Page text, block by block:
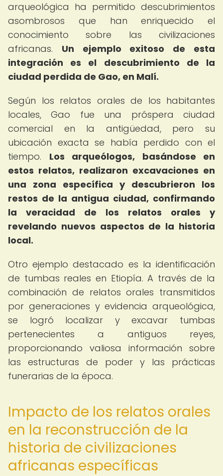
arqueológica ha permitido descubrimientos
asombrosos que han enriquecido el
conocimiento sobre las civilizaciones
africanas. Un ejemplo exitoso de esta
integración es el descubrimiento de la
ciudad perdida de Gao, en Malí.
Según los relatos orales de los habitantes
locales, Gao fue una próspera ciudad
comercial en la antigüedad, pero su
ubicación exacta se había perdido con el
tiempo. Los arqueólogos, basándose en
estos relatos, realizaron excavaciones en
una zona específica y descubrieron los
restos de la antigua ciudad, confirmando
la veracidad de los relatos orales y
revelando nuevos aspectos de la historia
local.
Otro ejemplo destacado es la identificación
de tumbas reales en Etiopía. A través de la
combinación de relatos orales transmitidos
por generaciones y evidencia arqueológica,
se logró localizar y excavar tumbas
pertenecientes a antiguos reyes,
proporcionando valiosa información sobre
las estructuras de poder y las prácticas
funerarias de la época.
Impacto de los relatos orales
en la reconstrucción de la
historia de civilizaciones
africanas específicas